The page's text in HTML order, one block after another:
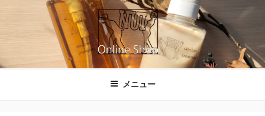
ツ
NUIのオンラインショップ
メニュー